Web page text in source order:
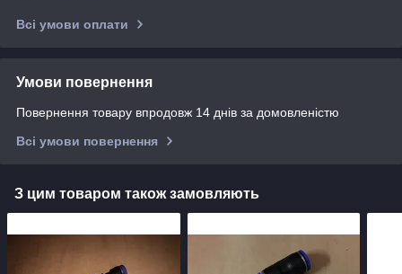
Всі умови оплати
Умови повернення
Повернення товару впродовж 14 днів за домовленістю
Всі умови повернення
З цим товаром також замовляють